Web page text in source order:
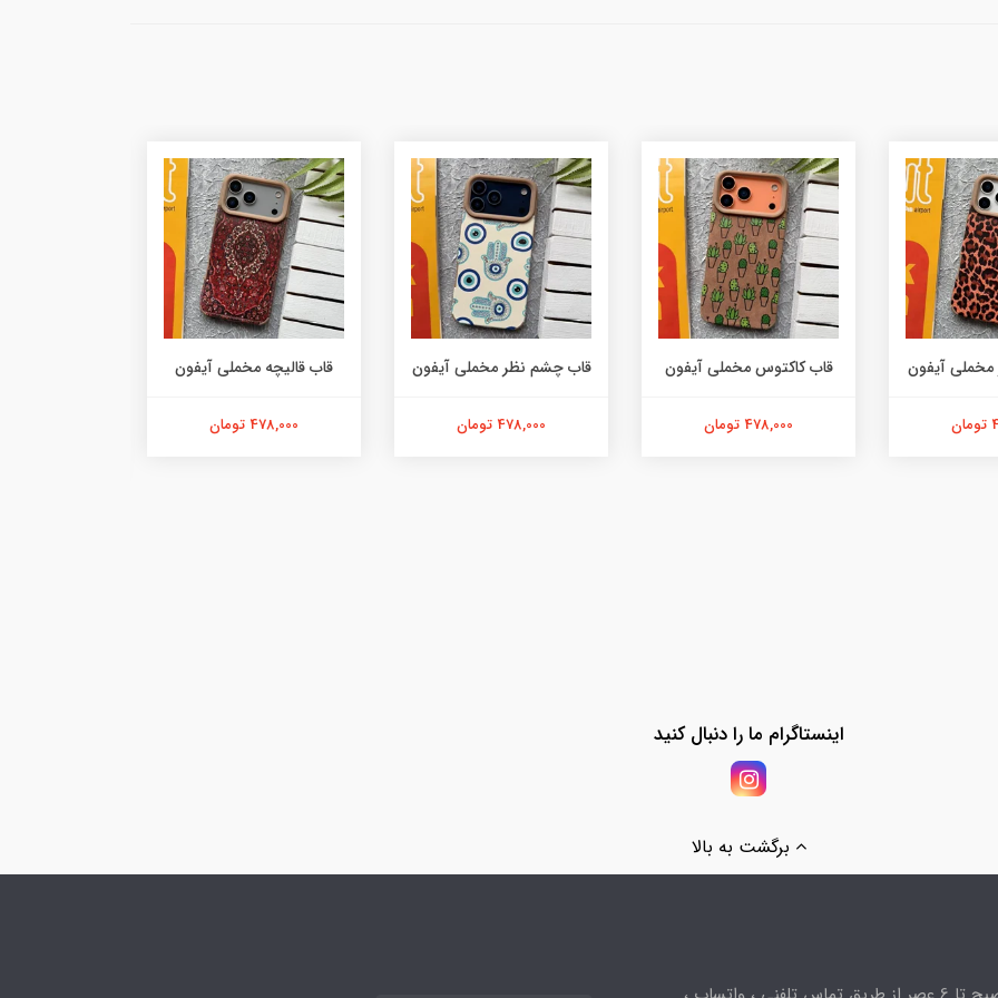
مخملی آیفون قاب کاکتوس مخملی آیفون
478,000 تومان
قاب چشم نظر مخملی آیفون
478,000 تومان
قاب قالیچه مخملی آیفون
478,000 تومان
اینستاگرام ما را دنبال کنید
برگشت به بالا